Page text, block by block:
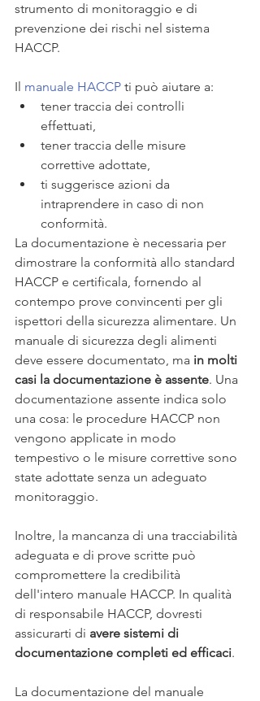
strumento di monitoraggio e di
prevenzione dei rischi nel sistema
HACCP.
Il manuale HACCP ti può aiutare a:
tener traccia dei controlli
effettuati,
tener traccia delle misure
correttive adottate,
ti suggerisce azioni da
intraprendere in caso di non
conformità.
La documentazione è necessaria per
dimostrare la conformità allo standard
HACCP e certificala, fornendo al
contempo prove convincenti per gli
ispettori della sicurezza alimentare. Un
manuale di sicurezza degli alimenti
deve essere documentato, ma in molti
casi la documentazione è assente. Una
documentazione assente indica solo
una cosa: le procedure HACCP non
vengono applicate in modo
tempestivo o le misure correttive sono
state adottate senza un adeguato
monitoraggio.
Inoltre, la mancanza di una tracciabilità
adeguata e di prove scritte può
compromettere la credibilità
dell'intero manuale HACCP. In qualità
di responsabile HACCP, dovresti
assicurarti di avere sistemi di
documentazione completi ed efficaci.
La documentazione del manuale